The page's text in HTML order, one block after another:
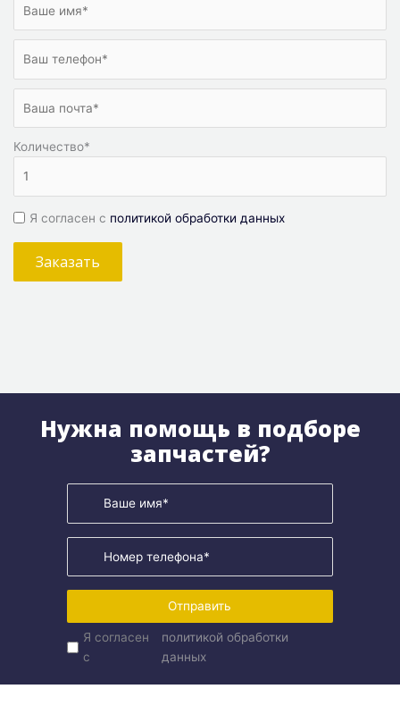
Количество*
Я согласен с политикой обработки данных
Заказать
Нужна помощь в подборе
запчастей?
Отправить
Я согласен
с
политикой обработки
данных